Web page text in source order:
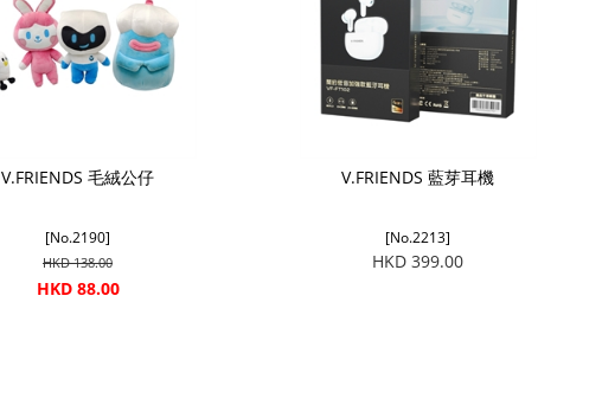
V.FRIENDS 毛絨公仔
[No.2190]
HKD 138.00
HKD 88.00
V.FRIENDS 藍芽耳機
[No.2213]
HKD 399.00